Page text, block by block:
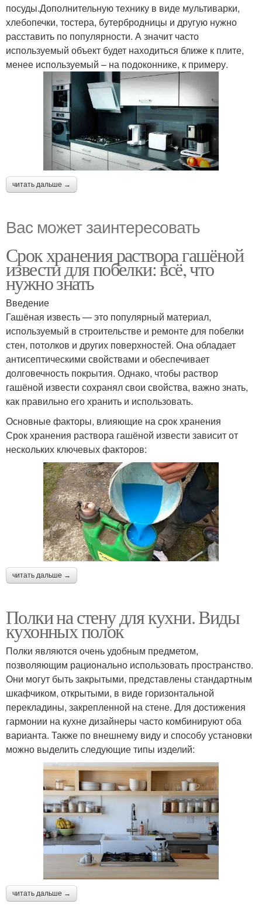
посуды.Дополнительную технику в виде мультиварки,
хлебопечки, тостера, бутербродницы и другую нужно
расставить по популярности. А значит часто
используемый объект будет находиться ближе к плите,
менее используемый – на подоконнике, к примеру.
читать дальше →
Вас может заинтересовать
Срок хранения раствора гашёной
извести для побелки: всё, что
нужно знать
Введение
Гашёная известь — это популярный материал,
используемый в строительстве и ремонте для побелки
стен, потолков и других поверхностей. Она обладает
антисептическими свойствами и обеспечивает
долговечность покрытия. Однако, чтобы раствор
гашёной извести сохранял свои свойства, важно знать,
как правильно его хранить и использовать.
Основные факторы, влияющие на срок хранения
Срок хранения раствора гашёной извести зависит от
нескольких ключевых факторов:
читать дальше →
Полки на стену для кухни. Виды
кухонных полок
Полки являются очень удобным предметом,
позволяющим рационально использовать пространство.
Они могут быть закрытыми, представлены стандартным
шкафчиком, открытыми, в виде горизонтальной
перекладины, закрепленной на стене. Для достижения
гармонии на кухне дизайнеры часто комбинируют оба
варианта. Также по внешнему виду и способу установки
можно выделить следующие типы изделий:
читать дальше →